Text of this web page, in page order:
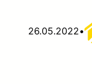
26.05.2022•